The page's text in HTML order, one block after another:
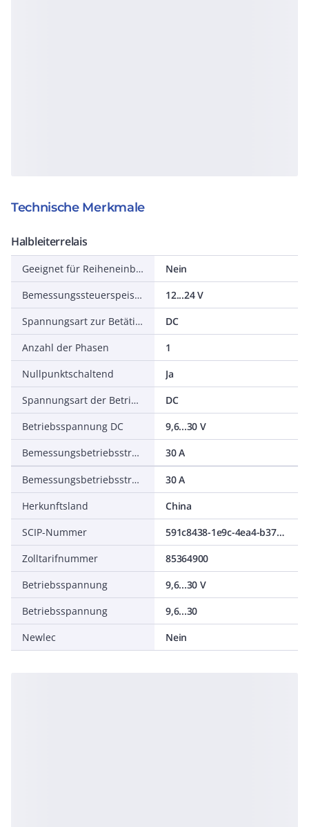
Technische Merkmale
Halbleiterrelais
Geeignet für Reiheneinbau
Nein
Bemessungssteuerspeisespannung DC
12...24 V
Spannungsart zur Betätigung
DC
Anzahl der Phasen
1
Nullpunktschaltend
Ja
Spannungsart der Betriebsspannung
DC
Betriebsspannung DC
9,6...30 V
Bemessungsbetriebsstrom Ie bei AC-1
30 A
Bemessungsbetriebsstrom Ie bei AC-3
30 A
Herkunftsland
China
SCIP-Nummer
591c8438-1e9c-4ea4-b376-b361600c2164
Zolltarifnummer
85364900
Betriebsspannung
9,6...30 V
Betriebsspannung
9,6...30
Newlec
Nein